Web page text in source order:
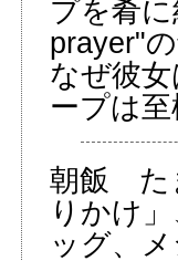
プを肴
prayer"
なぜ彼
ープは
朝飯 た
りかけ
ッグ、